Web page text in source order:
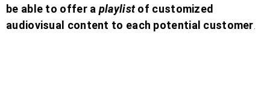
be able to offer a playlistof customized
audiovisual content to each potential customer